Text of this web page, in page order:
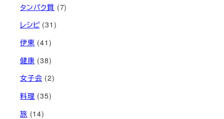
タンパク質 (7)
レシピ(31)
伊東 (41)
健康 (38)
女子会 (2)
料理 (35)
旅 (14)